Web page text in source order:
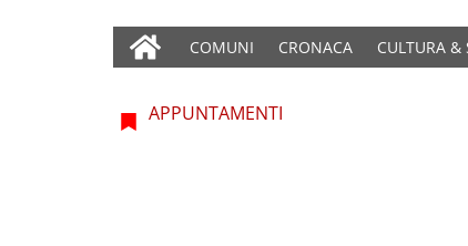
COMUNI CRONACA CULTURA &
APPUNTAMENTI